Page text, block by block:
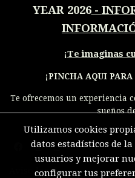
YEAR 2026-
¡Te imaginas
¡PINCHA AQUI
Te ofrecemos un experiencia
sueños
Aviso legal
Utilizamos cookies
datos estadísticos de
usuarios y mejorar
configurar tus